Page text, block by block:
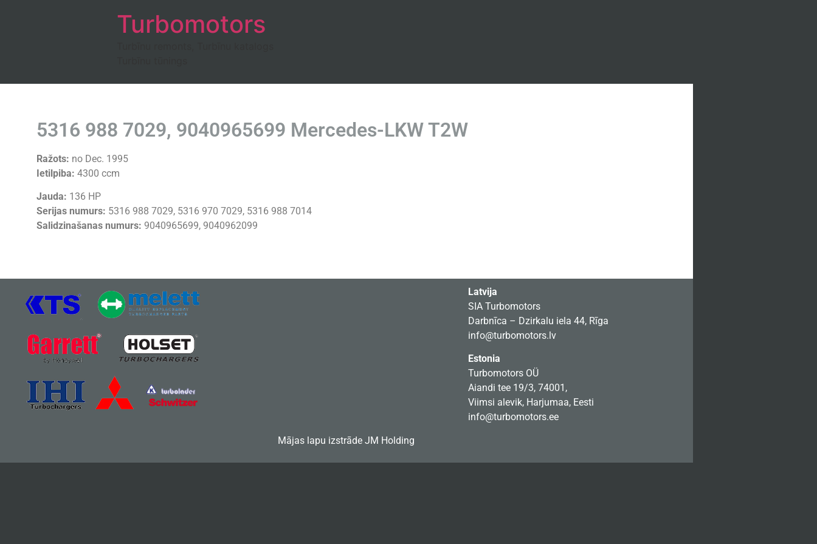
Turbomotors
5316 988 7029, 9040965699 Mercedes-LKW T2W
Ražots: no Dec. 1995
Ietilpiba: 4300 ccm
Jauda: 136 HP
Serijas numurs: 5316 988 7029, 5316 970 7029, 5316 988 7014
Salidzinašanas numurs: 9040965699, 9040962099
Mājas lapu izstrāde JM Holding
Latvija
SIA Turbomotors
Darbnīca – Dzirkalu iela 44, Rīga
info@turbomotors.lv
Estonia
Turbomotors OÜ
Aiandi tee 19/3, 74001,
Viimsi alevik, Harjumaa, Eesti
info@turbomotors.ee